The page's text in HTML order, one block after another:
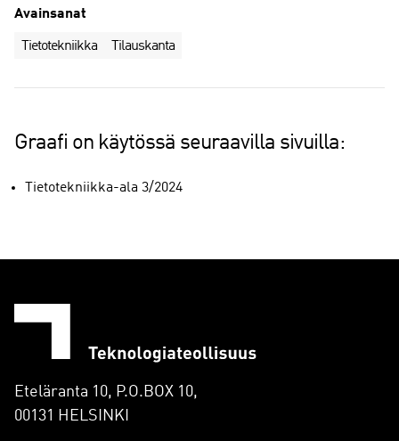
Avainsanat
Tietotekniikka Tilauskanta
Graafi on käytössä seuraavilla sivuilla:
Tietotekniikka-ala 3/2024
Eteläranta 10, P.O.BOX 10,
00131 HELSINKI